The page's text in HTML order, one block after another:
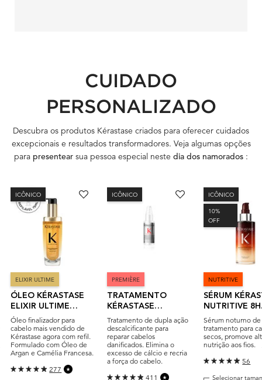
CUIDADO
PERSONALIZADO
Descubra os produtos Kérastase criados para oferecer cuidados
excepcionais e resultados transformadores. Veja algumas opções
para presentear sua pessoa especial neste dia dos namorados :
ICÔNICO
ELIXIR ULTIME
ÓLEO KÉRASTASE
ELIXIR ULTIME
L'HUILE ORIGINALE
Óleo finalizador para
cabelo mais vendido de
Kérastase agora com refil.
Formulado com Óleo de
Argan e Camélia Francesa.
277
ICÔNICO
PREMIÈRE
TRATAMENTO
KÉRASTASE
PREMIÈRE
CONCENTRÉ
DÉCALCIFIANT
ULTRA-RÉPARATEUR
Tratamento de dupla ação
descalcificante para
reparar cabelos
danificados. Elimina o
excesso de cálcio e recria
a força do cabelo.
411
ICÔNICO
10%
OFF
NUTRITIVE
SÉRUM
NUTRITIVE 8H
MAGIC NIGHT
Sérum noturno de
tratamento para
secos, promove
nutrição aos fios.
56
Selecionar